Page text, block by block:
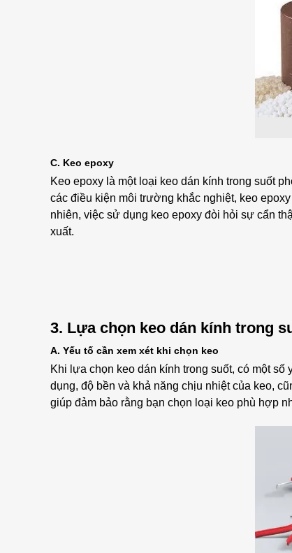
C. Keo epoxy
Keo epoxy là một loại keo dán kính trong suốt
các điều kiện môi trường khắc nghiệt, keo
nhiên, việc sử dụng keo epoxy đòi hỏi sự cẩn
xuất.
3. Lựa chọn keo dán kính trong
A. Yếu tố cần xem xét khi chọn keo
Khi lựa chọn keo dán kính trong suốt, có một
dụng, độ bền và khả năng chịu nhiệt của keo,
giúp đảm bảo rằng bạn chọn loại keo phù hợp